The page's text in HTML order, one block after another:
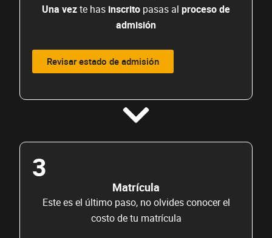
Una vezte has inscrito pasas al proceso de
admisión
Revisar estado de admisión
3
Matrícula
Este es el último paso, no olvides conocer el
costo de tu matrícula